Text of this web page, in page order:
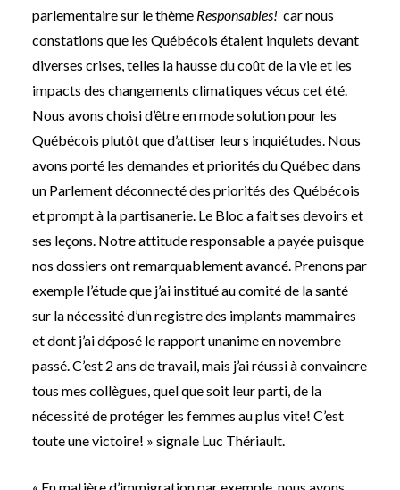
parlementaire sur le thème Responsables! car nous
constations que les Québécois étaient inquiets devant
diverses crises, telles la hausse du coût de la vie et les
impacts des changements climatiques vécus cet été.
Nous avons choisi d’être en mode solution pour les
Québécois plutôt que d’attiser leurs inquiétudes. Nous
avons porté les demandes et priorités du Québec dans
un Parlement déconnecté des priorités des Québécois
et prompt à la partisanerie. Le Bloc a fait ses devoirs et
ses leçons. Notre attitude responsable a payée puisque
nos dossiers ont remarquablement avancé. Prenons par
exemple l’étude que j’ai institué au comité de la santé
sur la nécessité d’un registre des implants mammaires
et dont j’ai déposé le rapport unanime en novembre
passé. C’est 2 ans de travail, mais j’ai réussi à convaincre
tous mes collègues, quel que soit leur parti, de la
nécessité de protéger les femmes au plus vite! C’est
toute une victoire! » signale Luc Thériault.